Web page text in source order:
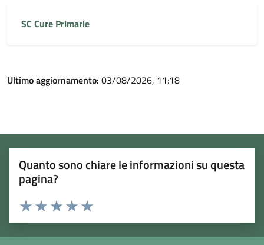
SC Cure Primarie
Ultimo aggiornamento: 03/08/2026, 11:18
Quanto sono chiare le informazioni su questa
pagina?
Rating:
Valuta 5 stelle su 5
Valuta 4 stelle su 5
Valuta 3 stelle su 5
Valuta 2 stelle su 5
Valuta 1 stelle su 5